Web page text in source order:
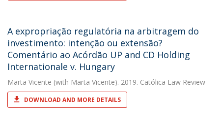
A expropriação regulatória na arbitragem do
investimento: intenção ou extensão?
Comentário ao Acórdão UP and CD Holding
Internationale v. Hungary
Marta Vicente (with Marta Vicente). 2019. Católica Law Review
DOWNLOAD AND MORE DETAILS